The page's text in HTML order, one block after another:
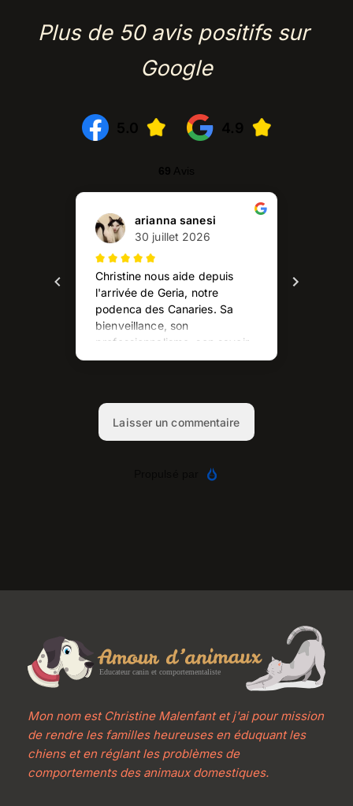
Plus de 50 avis positifs sur
Google
Mon nom est Christine Malenfant et j'ai pour mission
de rendre les familles heureuses en éduquant les
chiens et en réglant les problèmes de
comportements des animaux domestiques.